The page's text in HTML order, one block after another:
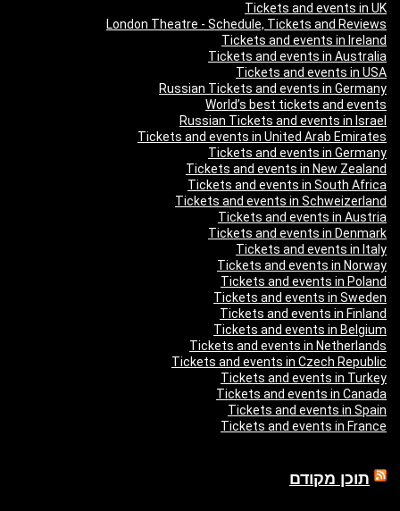
Tickets and events in UK
London Theatre - Schedule, Tickets and Reviews
Tickets and events in Ireland
Tickets and events in Australia
Tickets and events in USA
Russian Tickets and events in Germany
World’s best tickets and events
Russian Tickets and events in Israel
Tickets and events in United Arab Emirates
Tickets and events in Germany
Tickets and events in New Zealand
Tickets and events in South Africa
Tickets and events in Schweizerland
Tickets and events in Austria
Tickets and events in Denmark
Tickets and events in Italy
Tickets and events in Norway
Tickets and events in Poland
Tickets and events in Sweden
Tickets and events in Finland
Tickets and events in Belgium
Tickets and events in Netherlands
Tickets and events in Czech Republic
Tickets and events in Turkey
Tickets and events in Canada
Tickets and events in Spain
Tickets and events in France
תוכן מקודם